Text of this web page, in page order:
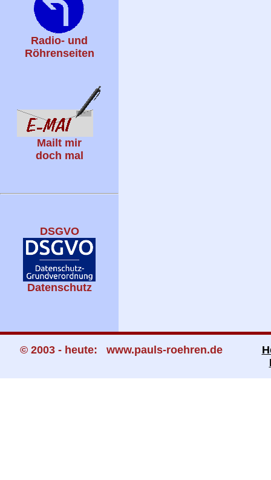
Radio- und
Röhrenseiten
Mailt mir
doch mal
DSGVO
Datenschutz
© 2003 - heute: www.pauls-roehren.de